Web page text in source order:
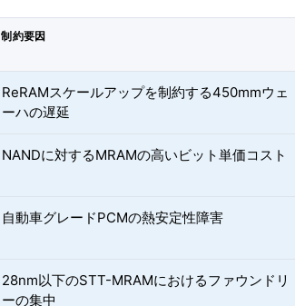
制約要因
ReRAMスケールアップを制約する450mmウェ
ーハの遅延
NANDに対するMRAMの高いビット単価コスト
自動車グレードPCMの熱安定性障害
28nm以下のSTT-MRAMにおけるファウンドリ
ーの集中